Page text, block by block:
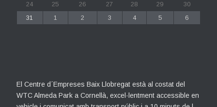
24
25 26 27 28 29
30
31
1 2 3 4 5 6
El Centre d´Empreses Baix Llobregat està al costat del
WTC Almeda Park a Cornellà, excel·lentment accessible en